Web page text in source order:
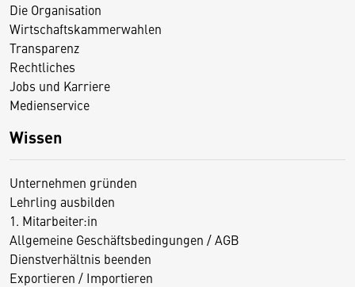
Die Organisation
Wirtschaftskammerwahlen
Transparenz
Rechtliches
Jobs und Karriere
Medienservice
Wissen
Unternehmen gründen
Lehrling ausbilden
1. Mitarbeiter:in
Allgemeine Geschäftsbedingungen / AGB
Dienstverhältnis beenden
Exportieren / Importieren